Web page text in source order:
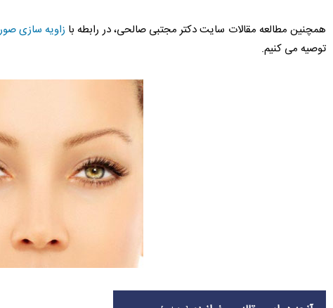
همچنین مطالعه مقالات سایت دکتر مجتبی صالحی، در رابطه با زاویه سازی
توصیه می کنیم.